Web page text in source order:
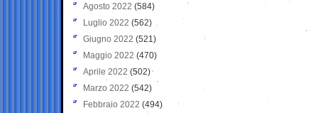
Agosto 2022 (584)
Luglio 2022 (562)
Giugno 2022 (521)
Maggio 2022 (470)
Aprile 2022 (502)
Marzo 2022 (542)
Febbraio 2022 (494)